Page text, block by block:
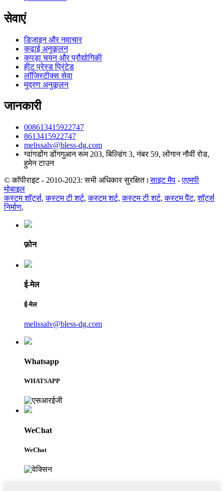
सेवाएं
डिजाइन और नवाचार
कढ़ाई अनुकूलन
कपड़ा चयन और प्रौद्योगिकी
हीट प्रेस्ड प्रिंटेड
लॉजिस्टीक्स सेवा
मुद्रण अनुकूलन
जानकारी
008613415922747
8613415922747
melissalv@bless-dg.com
ग्वांगडोंग डोंगगुआन रूम 203, बिल्डिंग 3, नंबर 59, लोंगान नौवीं रोड,
हुमेन टाउन
© कॉपीराइट - 2010-2023: सभी अधिकार सुरक्षित।साइट मैप -एएमपी
मोबाइल
कस्टम शॉर्ट्स,कस्टम टी शर्ट,कस्टम शर्ट,कस्टम टी शर्ट,कस्टम पैंट,शॉर्ट्स
निर्माण,
फ़ोन
ई-मेल
ई-मेल
melissalv@bless-dg.com
Whatsapp
WHATSAPP
WeChat
WeChat